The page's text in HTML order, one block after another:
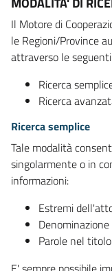
Il Motore di
le Regioni/Province
attraverso le
Ricerca
Ricerca
Ricerca semplice
Tale modalità
singolarmente o in
informazioni:
Estremi
Parole nel